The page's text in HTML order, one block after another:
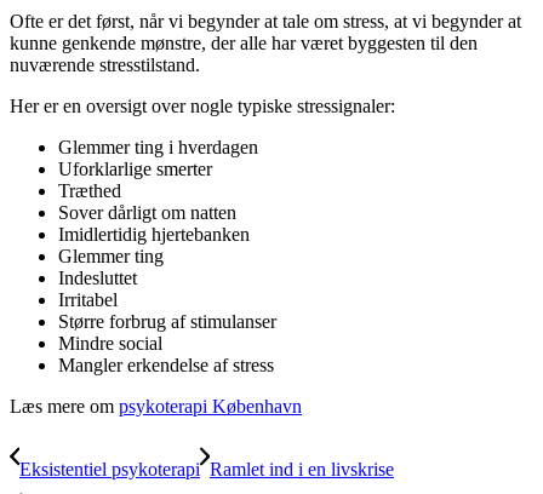
Ofte er det først, når vi begynder at tale om stress, at vi begynder at
kunne genkende mønstre, der alle har været byggesten til den
nuværende stresstilstand.
Her er en oversigt over nogle typiske stressignaler:
Glemmer ting i hverdagen
Uforklarlige smerter
Træthed
Sover dårligt om natten
Imidlertidig hjertebanken
Glemmer ting
Indesluttet
Irritabel
Større forbrug af stimulanser
Mindre social
Mangler erkendelse af stress
Læs mere om psykoterapi København
Eksistentiel psykoterapi Ramlet ind i en livskrise